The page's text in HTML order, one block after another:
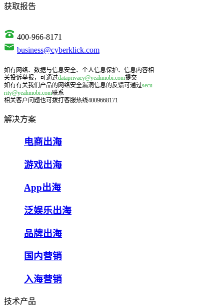
获取报告
400-966-8171
business@cyberklick.com
如有网络、数据与信息安全、个人信息保护、信息内容相
关投诉举报，可通过dataprivacy@yeahmobi.com提交
如有有关我们产品的网络安全漏洞信息的反馈可通过secu
rity@yeahmobi.com联系
相关客户问题也可拨打客服热线4009668171
解决方案
电商出海
游戏出海
App出海
泛娱乐出海
品牌出海
国内营销
入海营销
技术产品